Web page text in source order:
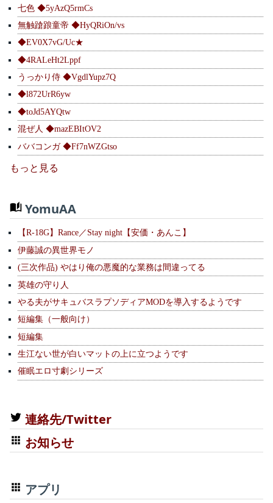
七色 ◆5yAzQ5rmCs
無触蹌踉童帝 ◆HyQRiOn/vs
◆EV0X7vG/Uc★
◆4RALeHt2Lppf
うっかり侍 ◆VgdlYupz7Q
◆l872UrR6yw
◆toJd5AYQtw
混ぜ人 ◆mazEBItOV2
ババコンガ ◆Ff7nWZGtso
もっと見る
YomuAA
【R-18G】Rance／Stay night【安価・あんこ】
伊藤誠の異世界モノ
(三次作品) やはり俺の悪魔的な業務は間違ってる
英雄の守り人
やる夫がサキュバスラプソディアMODを導入するようです
短編集（一般向け）
短編集
生江ない世が白いマットの上に立つようです
催眠エロ寸劇シリーズ
連絡先/Twitter
お知らせ
アプリ